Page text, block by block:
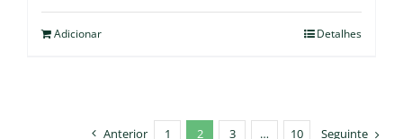
Adicionar Detalhes
Anterior 1 2 3 … 10 Seguinte